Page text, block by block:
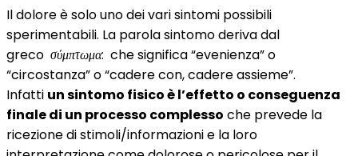
Il dolore è solo uno dei vari sintomi possibili
sperimentabili. La parola sintomo deriva dal
greco σύμπτωμα: che significa “evenienza” o
“circostanza” o “cadere con, cadere assieme”.
Infatti un sintomo fisico è l’effetto o conseguenza
finale di un processo complesso che prevede la
ricezione di stimoli/informazioni e la loro